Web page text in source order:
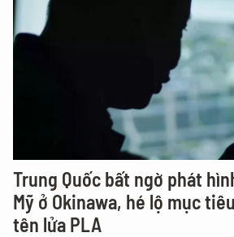
Trung Quốc bất ngờ phát
Mỹ ở Okinawa, hé lộ mục
tên lửa PLA